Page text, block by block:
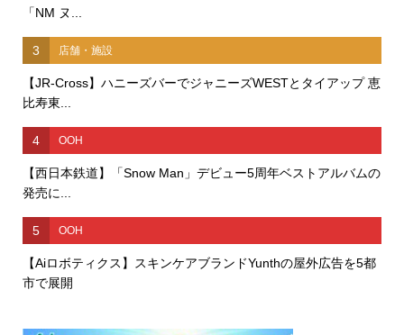
「NM ヌ...
3 店舗・施設
【JR-Cross】ハニーズバーでジャニーズWESTとタイアップ 恵
比寿東...
4 OOH
【西日本鉄道】「Snow Man」デビュー5周年ベストアルバムの
発売に...
5 OOH
【Aiロボティクス】スキンケアブランドYunthの屋外広告を5都
市で展開